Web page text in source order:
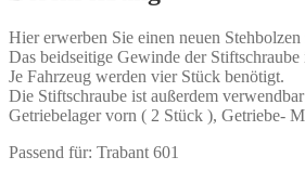
Hier erwerben Sie einen neuen
Das beidseitige Gewinde der
Je Fahrzeug werden vier Stück benötigt.
Die Stiftschraube ist außerdem
Getriebelager vorn ( 2 Stück ), Getriebe-
Passend für: Trabant 601